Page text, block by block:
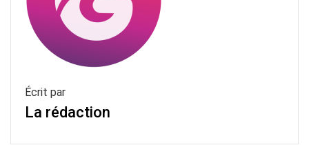
Écrit par
La rédaction